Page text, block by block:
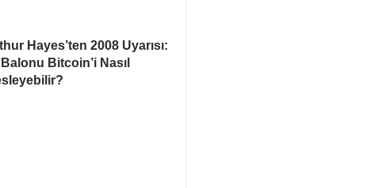
Hayes’ten 2008 Uyarısı:
Bitcoin’i Nasıl